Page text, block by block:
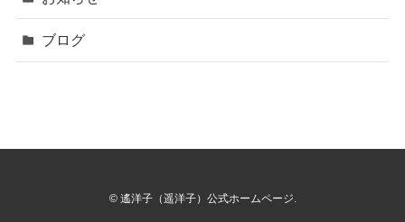
ブログ
©遙洋子（遥洋子）公式ホームページ.